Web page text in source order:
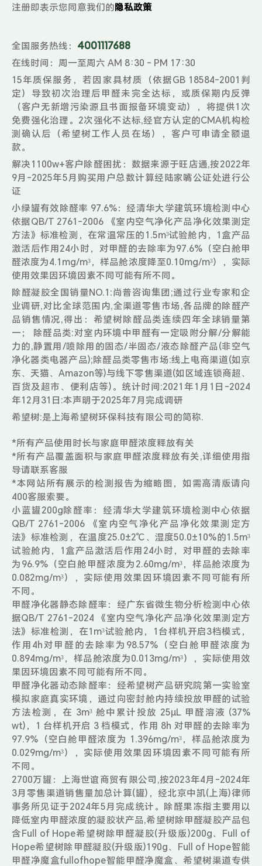
*所有产品使用时长与家庭甲醛浓度释放有关
*所有产品覆盖面积与家庭甲醛浓度释放有关,详细使用指
导请联系客服
*本网站所有展示的检测报告为缩略图，如需高清版请向
400客服索要。
小蓝罐200g除醛率：经清华大学建筑环境检测中心依据
QB/T 2761-2006 《室内空气净化产品净化效果测定方
法》标准检测，在温度25.0±2℃、湿度50.0±10%的1.5m³
试验舱内，1盒产品激活后作用24小时，对甲醛的去除率
为96.9%（空白舱甲醛浓度为2.60mg/m³，样品舱浓度为
0.082mg/m³），实际使用效果因环境因素不同可能有所
不同。
甲醛净化器静态除醛率：经广东省微生物分析检测中心依
据QB/T 2761-2024 《室内空气净化产品净化效果测定方
法》标准检测，在1m³试验舱内，1台样机开启3档模式，
作用4h对甲醛的去除率为98.57%（空白舱甲醛浓度为
0.894mg/m³，样品舱浓度为0.013mg/m³），实际使用效
果因环境因素不同可能有所不同。
甲醛净化器动态除醛率：经希望树产品研究院第一实验室
模拟家庭真实环境，通过向密封舱内持续投放甲醛的试验
方法检测，在 3m³ 舱中累计投放 25μL 甲醛溶液 (37%
wt)，1 台样机开启 3 档模式，作用 8h 对甲醛的去除率为
97.9%（空白舱甲醛浓度为 1.396mg/m³，样品舱浓度为
0.029mg/m³），实际使用效果因环境因素不同可能有所
不同。
2700万罐：上海世谊商贸有限公司,按2023年4月-2024年
3月零售渠道销售量加总计算(罐)，经北京中凯(上海)律师
事务所见证于2024年5月完成统计。除醛果冻指主要用以
降低室内甲醛浓度的凝胶状产品,希望树除甲醛凝胶产品包
含Full of Hope希望树除甲醛凝胶(升级版)200g、Full of
Hope希望树除甲醛凝胶(升级版)190g、Full of Hope智能
甲醛净魔盒fullofhope智能甲醛净魔盒、希望树渠道专供
注册即表示您同意我们的隐私政策
全国服务热线： 4001117688
在线时间：周一至周六 AM 8:30 - PM 17:30
15年质保服务，若因家具材质（依据GB 18584-2001判
定）导致初次治理后甲醛未完全达标，或质保期内反弹
（客户无新增污染源且书面报备环境变动），将提供1次
免费强化治理。2次强化不达标,经官方认定的CMA机构检
测确认后（希望树工作人员在场），客户可申请全额退
款。
解决1100w+客户除醛困扰：数据来源于旺店通,按2022年
9月-2025年5月购买用户总数计算经陆家嘴公证处进行公
证
小绿罐有效除醛率 97.6%：经清华大学建筑环境检测中心
依据QB/T 2761-2006 《室内空气净化产品净化效果测定
方法》标准检测，在常温常压的1.5m³试验舱内，1盒产品
激活后作用24小时，对甲醛的去除率为97.6%（空白舱甲
醛浓度为4.1mg/m³，样品舱浓度降至0.10mg/m³），实际
使用效果因环境因素不同可能有所不同。
除醛凝胶全国销量NO.1:尚普咨询集团;通过行业专家和企
业调研,对比全球范围内,全渠道零售市场,各品牌的除醛产
品销售情况,得出：希望树除醛品类连续四年全球销量第
一； 除醛品类:对室内环境中甲醛有一定吸附分解/分解能
力的,静置用/喷除用的固态/半固态/液态除醛产品(非空气
净化器类电器产品);除醛品类零售市场:线上电商渠道(如京
东、天猫、Amazon等)与线下零售渠道(如区域连锁商超、
百货及超市、便利店等)。统计时间:2021年1月1日-2024
年12月31日:本声明于2025年7月完成调研
希望树:是上海希望树环保科技有限公司的简称.